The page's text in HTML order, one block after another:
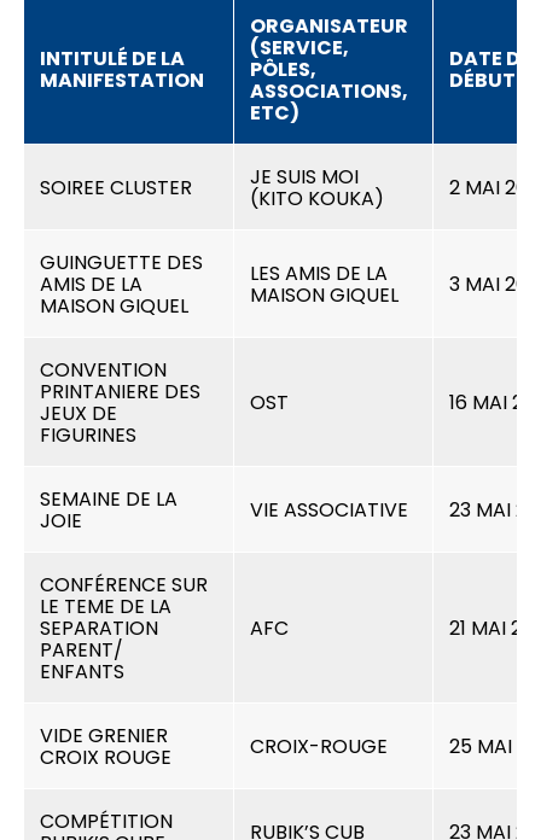
INTITULÉ DE LA
MANIFESTATION
ORGANISATEUR
(SERVICE,
PÔLES,
ASSOCIATIONS,
ETC)
DATE DE
DÉBUT
SOIREE CLUSTER JE SUIS MOI
(KITO KOUKA) 2 MAI
GUINGUETTE DES
AMIS DE LA
MAISON GIQUEL
LES AMIS DE LA
MAISON GIQUEL 3 MAI
CONVENTION
PRINTANIERE DES
JEUX DE
FIGURINES
OST 16 MAI
SEMAINE DE LA
JOIE VIE ASSOCIATIVE 23 MAI
CONFÉRENCE SUR
LE TEME DE LA
SEPARATION
PARENT/
ENFANTS
AFC 21 MAI
VIDE GRENIER
CROIX ROUGE CROIX-ROUGE 25 MAI
COMPÉTITION RUBIK’S CUB 23 MAI